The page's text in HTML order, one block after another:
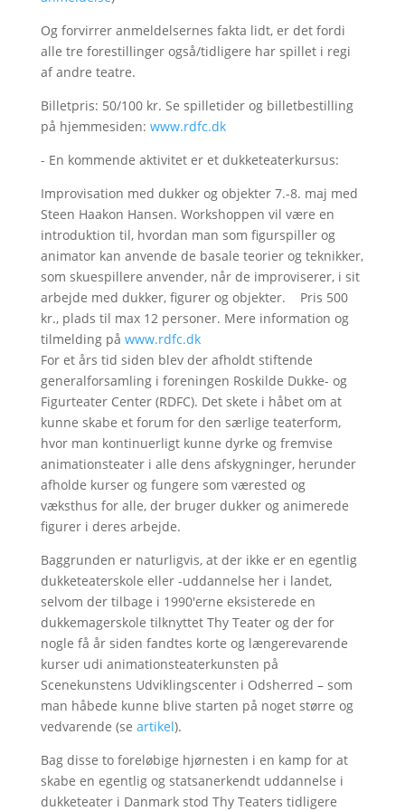
Og forvirrer anmeldelsernes fakta lidt, er det fordi
alle tre forestillinger også/tidligere har spillet i regi
af andre teatre.
Billetpris: 50/100 kr. Se spilletider og billetbestilling
på hjemmesiden: www.rdfc.dk
- En kommende aktivitet er et dukketeaterkursus:
Improvisation med dukker og objekter 7.-8. maj med
Steen Haakon Hansen. Workshoppen vil være en
introduktion til, hvordan man som figurspiller og
animator kan anvende de basale teorier og teknikker,
som skuespillere anvender, når de improviserer, i sit
arbejde med dukker, figurer og objekter. Pris 500
kr., plads til max 12 personer. Mere information og
tilmelding på www.rdfc.dk
For et års tid siden blev der afholdt stiftende
generalforsamling i foreningen Roskilde Dukke- og
Figurteater Center (RDFC). Det skete i håbet om at
kunne skabe et forum for den særlige teaterform,
hvor man kontinuerligt kunne dyrke og fremvise
animationsteater i alle dens afskygninger, herunder
afholde kurser og fungere som værested og
væksthus for alle, der bruger dukker og animerede
figurer i deres arbejde.
Baggrunden er naturligvis, at der ikke er en egentlig
dukketeaterskole eller -uddannelse her i landet,
selvom der tilbage i 1990'erne eksisterede en
dukkemagerskole tilknyttet Thy Teater og der for
nogle få år siden fandtes korte og længerevarende
kurser udi animationsteaterkunsten på
Scenekunstens Udviklingscenter i Odsherred – som
man håbede kunne blive starten på noget større og
vedvarende (se artikel).
Bag disse to foreløbige hjørnesten i en kamp for at
skabe en egentlig og statsanerkendt uddannelse i
dukketeater i Danmark stod Thy Teaters tidligere